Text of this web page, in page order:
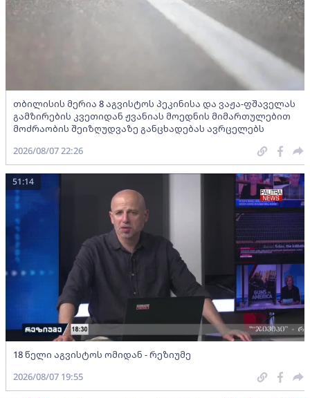
თბილისის მერია 8 აგვისტოს პეკინისა და ვაჟა-ფშაველას
გამზირების კვეთიდან ჟვანიას მოედნის მიმართულებით
მოძრაობის შეიზღუდვაზე განცხადებას ავრცელებს
2026/08/07 22:26
18 წელი აგვისტოს ომიდან - რეზიუმე
51:14
2026/08/07 19:55